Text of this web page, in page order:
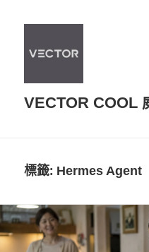
VECTOR COOL
標籤: Hermes Agent